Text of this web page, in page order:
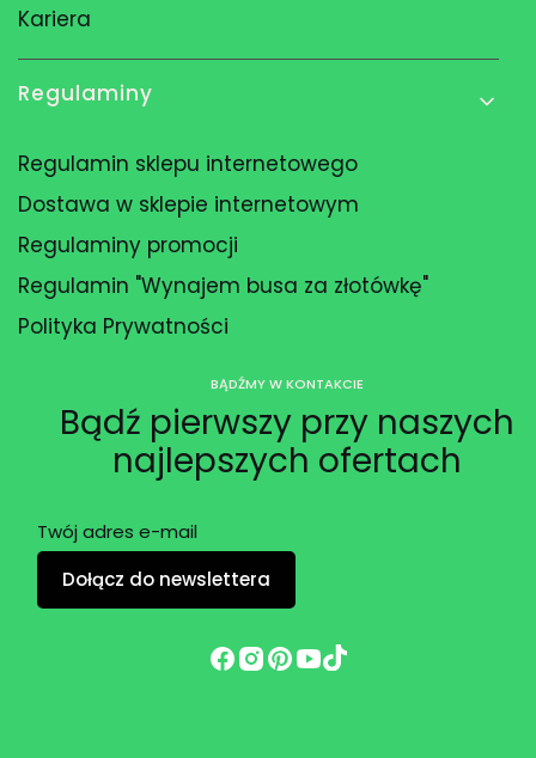
Kariera
Regulaminy
Regulamin sklepu internetowego
Dostawa w sklepie internetowym
Regulaminy promocji
Regulamin "Wynajem busa za złotówkę"
Polityka Prywatności
BĄDŹMY W KONTAKCIE
Bądź pierwszy przy naszych
najlepszych ofertach
Twój adres e-mail
Dołącz do newslettera